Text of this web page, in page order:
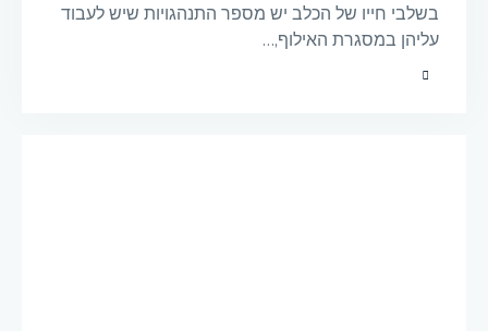
בשלבי חייו של הכלב יש מספר התנהגויות שיש לעבוד
עליהן במסגרת האילוף,…